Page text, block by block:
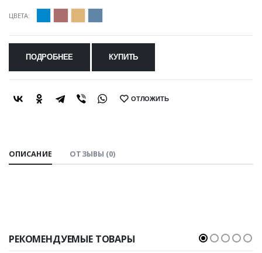
ЦВЕТА:
ПОДРОБНЕЕ КУПИТЬ
SHARE: ОТЛОЖИТЬ
ОПИСАНИЕ ОТЗЫВЫ (0)
РЕКОМЕНДУЕМЫЕ ТОВАРЫ